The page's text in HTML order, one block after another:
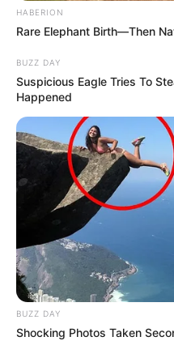
HABERION
Rare Elephant Birth—Then
BUZZ DAY
Suspicious Eagle Tries To
Happened
BUZZ DAY
Shocking Photos Taken